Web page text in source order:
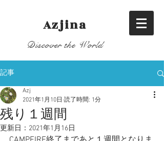
​Azjina
Discover the World
記事
残り１週間
Azj
2021年1月10日 読了時間: 1分
更新日： 2021年1月16日